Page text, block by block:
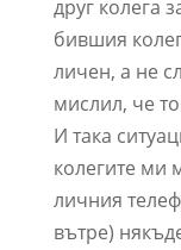
друг колега
бившия
личен, а не
мислил, че
И така
колегите ми
личния
вътре)